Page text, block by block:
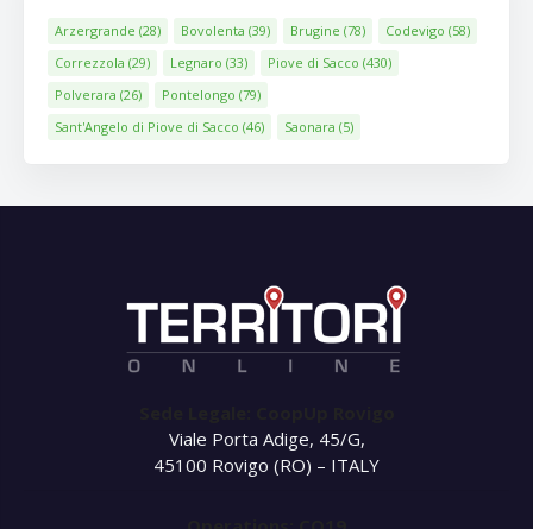
Arzergrande (28) Bovolenta (39) Brugine (78) Codevigo (58)
Correzzola (29) Legnaro (33) Piove di Sacco (430)
Polverara (26) Pontelongo (79)
Sant'Angelo di Piove di Sacco (46) Saonara (5)
Viale Porta Adige, 45/G,
45100 Rovigo (RO) – ITALY